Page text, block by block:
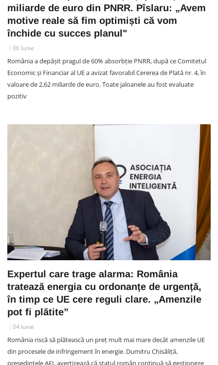
miliarde de euro din PNRR. Pîslaru: „Avem
motive reale să fim optimiști că vom
închide cu succes planul"
06 Iunie
România a depășit pragul de 60% absorbție PNRR, după ce Comitetul
Economic și Financiar al UE a avizat favorabil Cererea de Plată nr. 4, în
valoare de 2,62 miliarde de euro. Toate jaloanele au fost evaluate
pozitiv
Expertul care trage alarma: România
tratează energia cu ordonanțe de urgență,
în timp ce UE cere reguli clare. „Amenzile
pot fi plătite”
04 Iunie
România riscă să plătească un preț mult mai mare decât amenzile UE
din procesele de infringement în energie. Dumitru Chisăliță,
președintele AEI, avertizează că statul român continuă să gestioneze